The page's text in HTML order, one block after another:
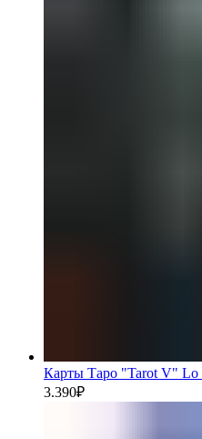
Карты Таро "Tarot V" Lo
3.390₽